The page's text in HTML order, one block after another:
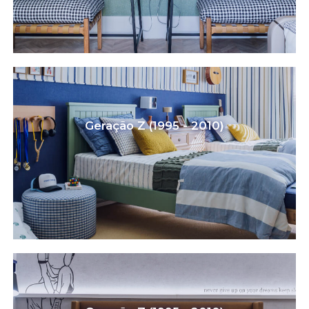
Geração Z (1995 - 2010)